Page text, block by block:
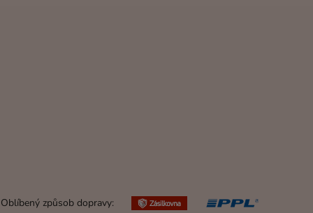
Oblíbený způsob dopravy: